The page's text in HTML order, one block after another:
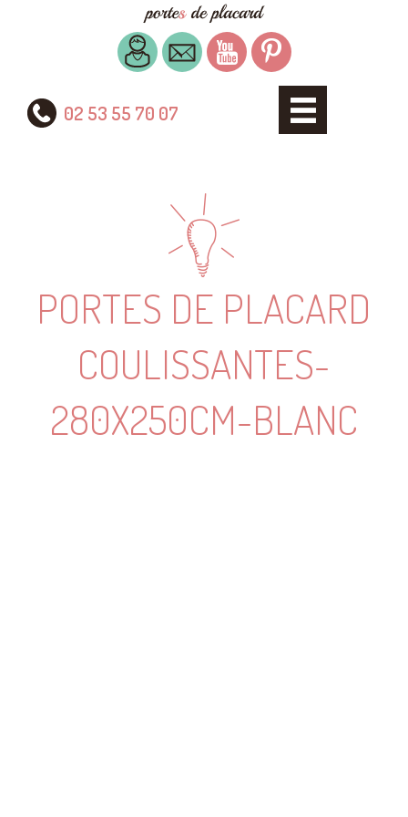
02 53 55 70 07
PORTES DE PLACARD
COULISSANTES-
280X250CM-BLANC